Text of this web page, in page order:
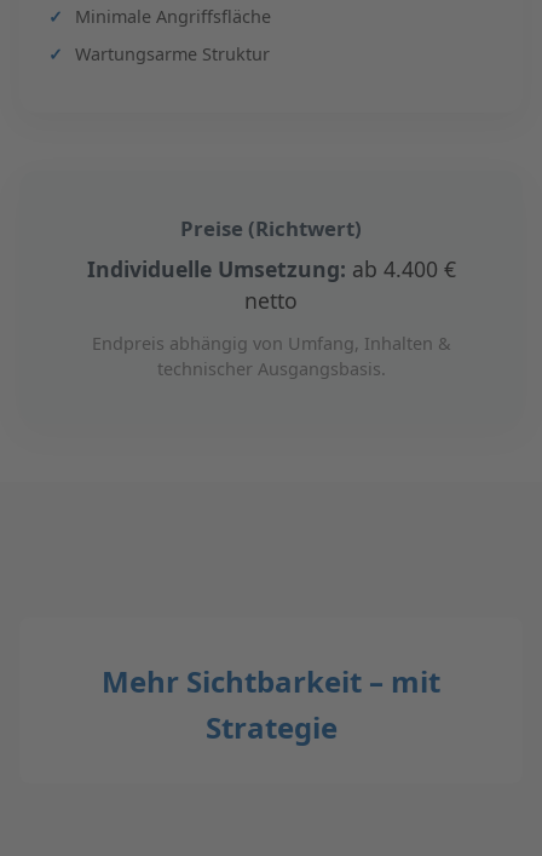
Minimale Angriffsfläche
Wartungsarme Struktur
Preise (Richtwert)
Individuelle Umsetzung: ab 4.400 €
netto
Endpreis abhängig von Umfang, Inhalten &
technischer Ausgangsbasis.
Mehr Sichtbarkeit – mit
Strategie